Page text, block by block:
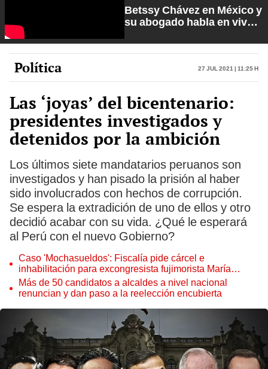
Betssy Chávez en México y
su abogado habla en vivo |
Carlos Cornejo
Política 27 Jul 2021 | 11:25 h
Las ‘joyas’ del bicentenario:
presidentes investigados y
detenidos por la ambición
Los últimos siete mandatarios peruanos son
investigados y han pisado la prisión al haber
sido involucrados con hechos de corrupción.
Se espera la extradición de uno de ellos y otro
decidió acabar con su vida. ¿Qué le esperará
al Perú con el nuevo Gobierno?
Caso 'Mochasueldos': Fiscalía pide cárcel e
inhabilitación para excongresista fujimorista María
Cordero Jon Tay
Más de 50 candidatos a alcaldes a nivel nacional
renuncian y dan paso a la reelección encubierta